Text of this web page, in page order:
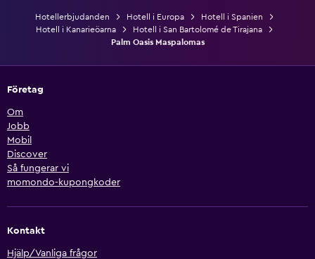
Hotellerbjudanden Hotell i Europa
Hotell i Spanien
Hotell i Kanarieöarna
Hotell i San Bartolomé de Tirajana
Palm Oasis Maspalomas
Företag
Om
Jobb
Mobil
Discover
Så fungerar vi
momondo-kupongkoder
Kontakt
Hjälp/Vanliga frågor